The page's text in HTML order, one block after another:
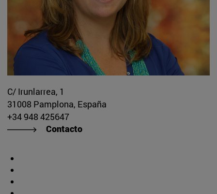
C/ Irunlarrea, 1
31008 Pamplona, España
+34 948 425647
Contacto